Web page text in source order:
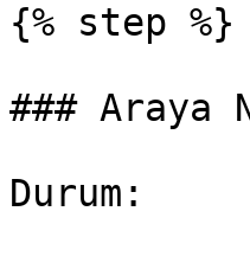
{% step %}
### Araya
Durum: